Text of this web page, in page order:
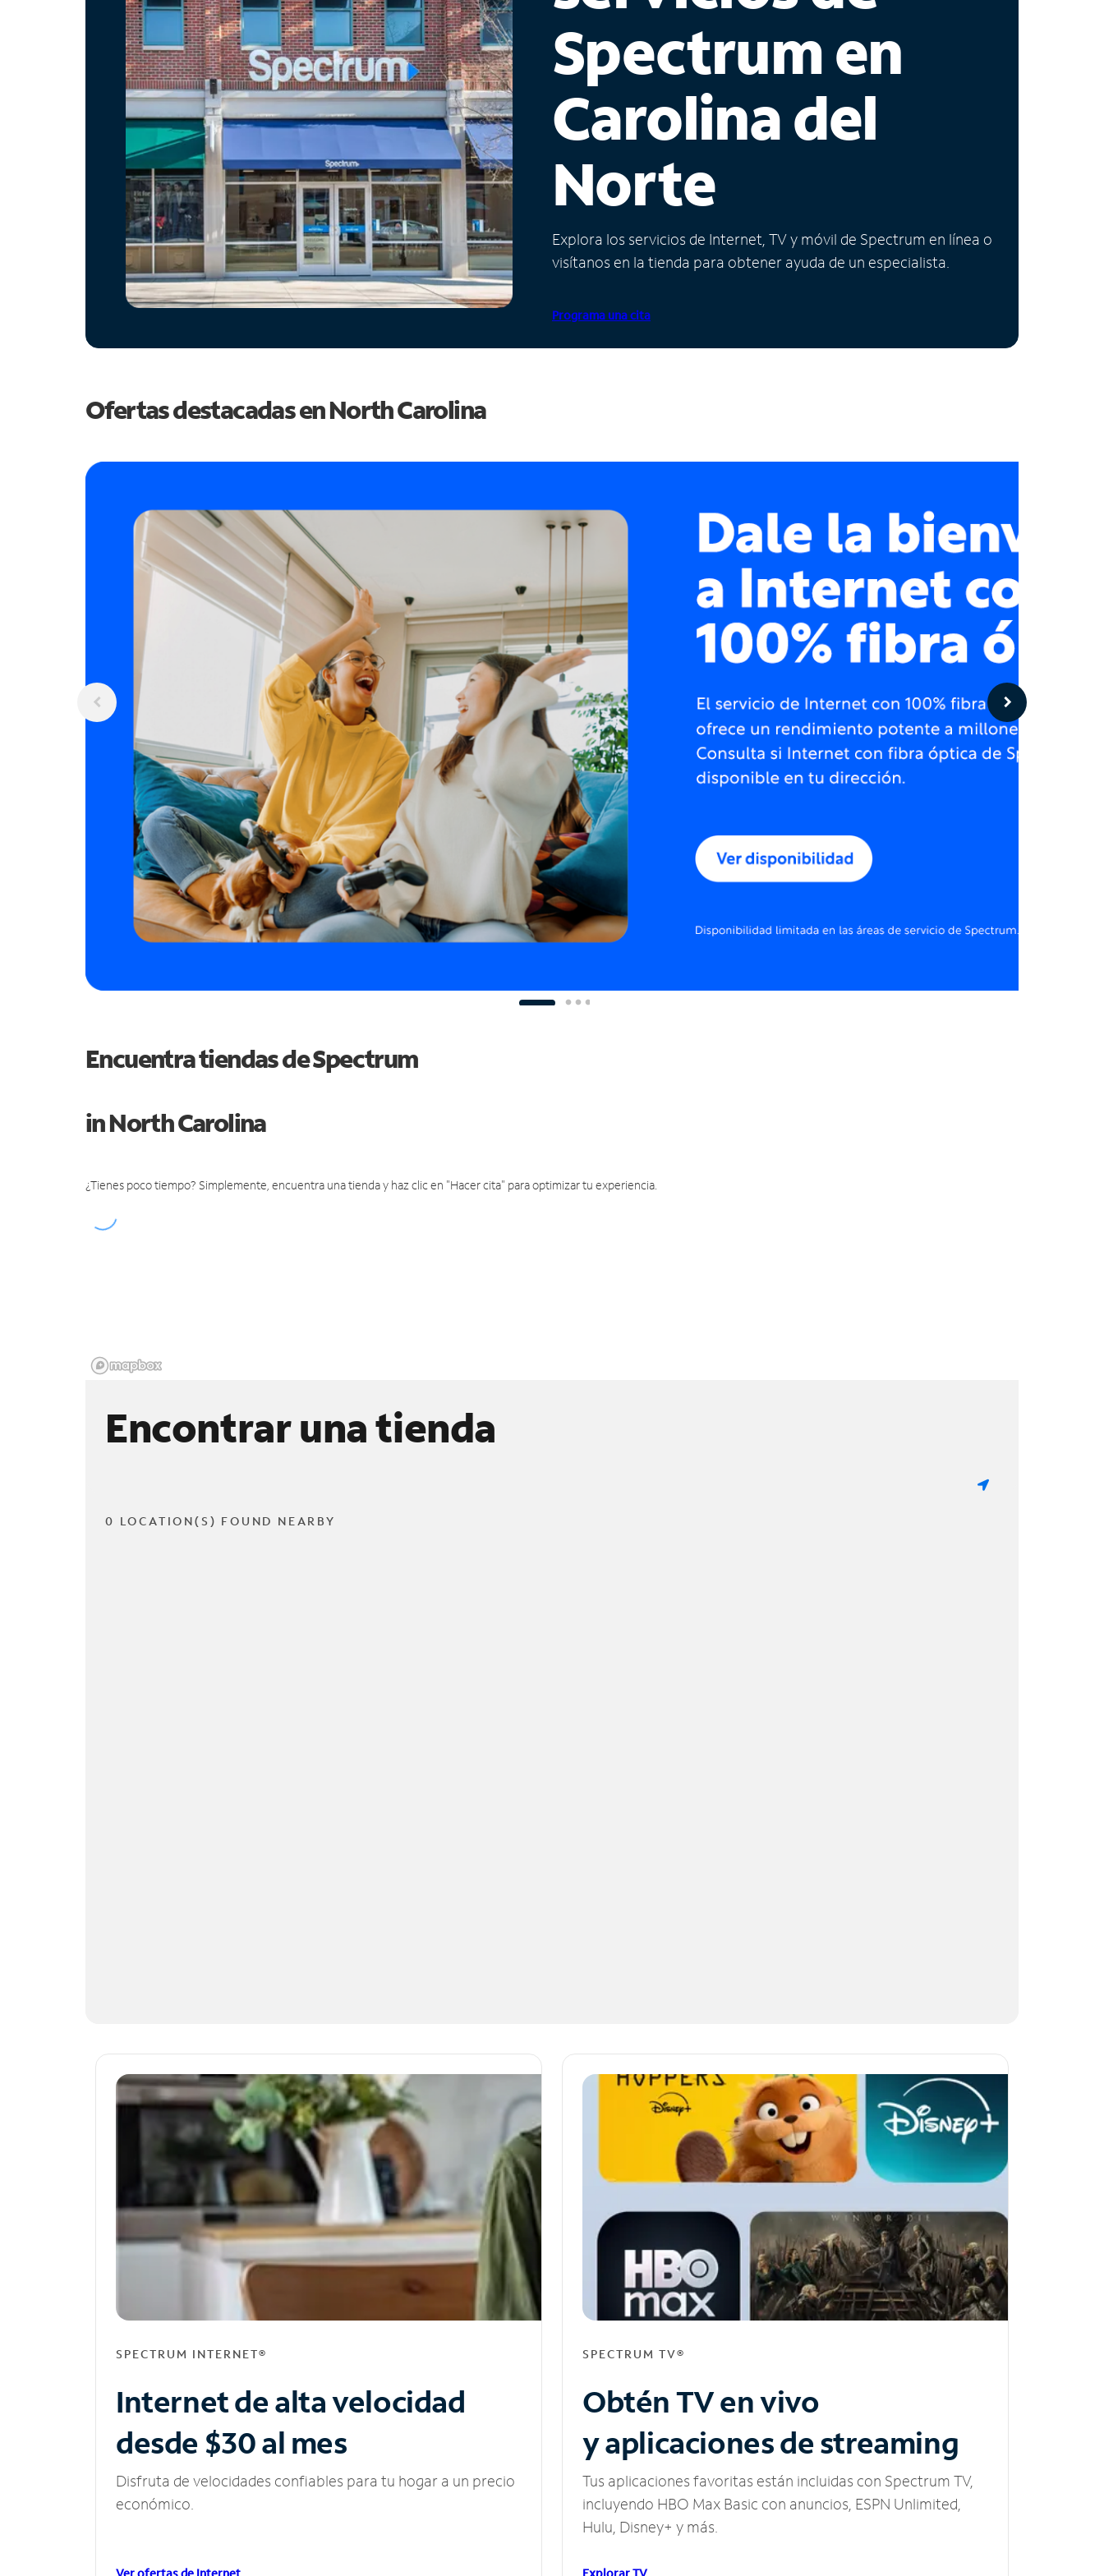
Spectrum en
Carolina del
Norte
Explora los servicios de Internet, TV y móvil de Spectrum en línea o
visítanos en la tienda para obtener ayuda de un especialista.
Programa una cita
Ofertas destacadas enNorth Carolina
Encuentra tiendas de Spectrum
in North Carolina
¿Tienes poco tiempo? Simplemente, encuentra una tienda y haz clic en "Hacer cita" para optimizar tu experiencia.
Encontrar una tienda
0 LOCATION(S) FOUND NEARBY
SPECTRUM INTERNET®
Internet de alta velocidad
desde $30 al mes
Disfruta de velocidades confiables para tu hogar a un precio
económico.
SPECTRUM TV®
Obtén TV en vivo
y aplicaciones de streaming
Tus aplicaciones favoritas están incluidas con Spectrum TV,
incluyendo HBO Max Basic con anuncios, ESPN Unlimited,
Hulu, Disney+ y más.